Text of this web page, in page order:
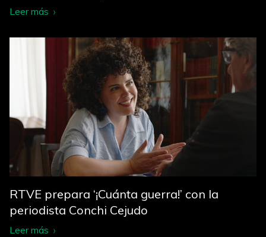
Leer más
RTVE prepara ‘¡Cuánta guerra!’ con la
periodista Conchi Cejudo
Leer más